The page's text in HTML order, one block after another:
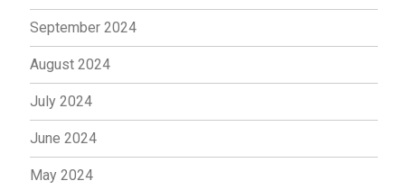
September 2024
August 2024
July 2024
June 2024
May 2024